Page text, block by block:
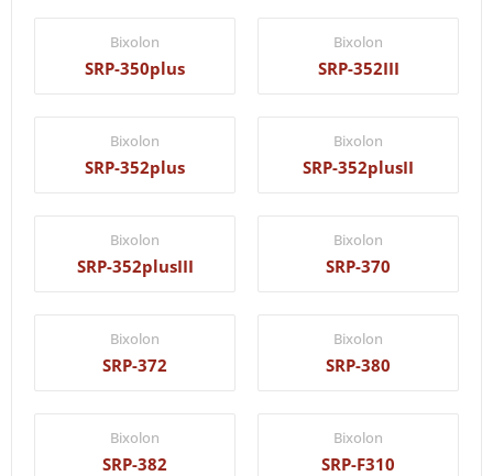
Bixolon
SRP-350plus
Bixolon
SRP-352III
Bixolon
SRP-352plus
Bixolon
SRP-352plusII
Bixolon
SRP-352plusIII
Bixolon
SRP-370
Bixolon
SRP-372
Bixolon
SRP-380
Bixolon
SRP-382
Bixolon
SRP-F310